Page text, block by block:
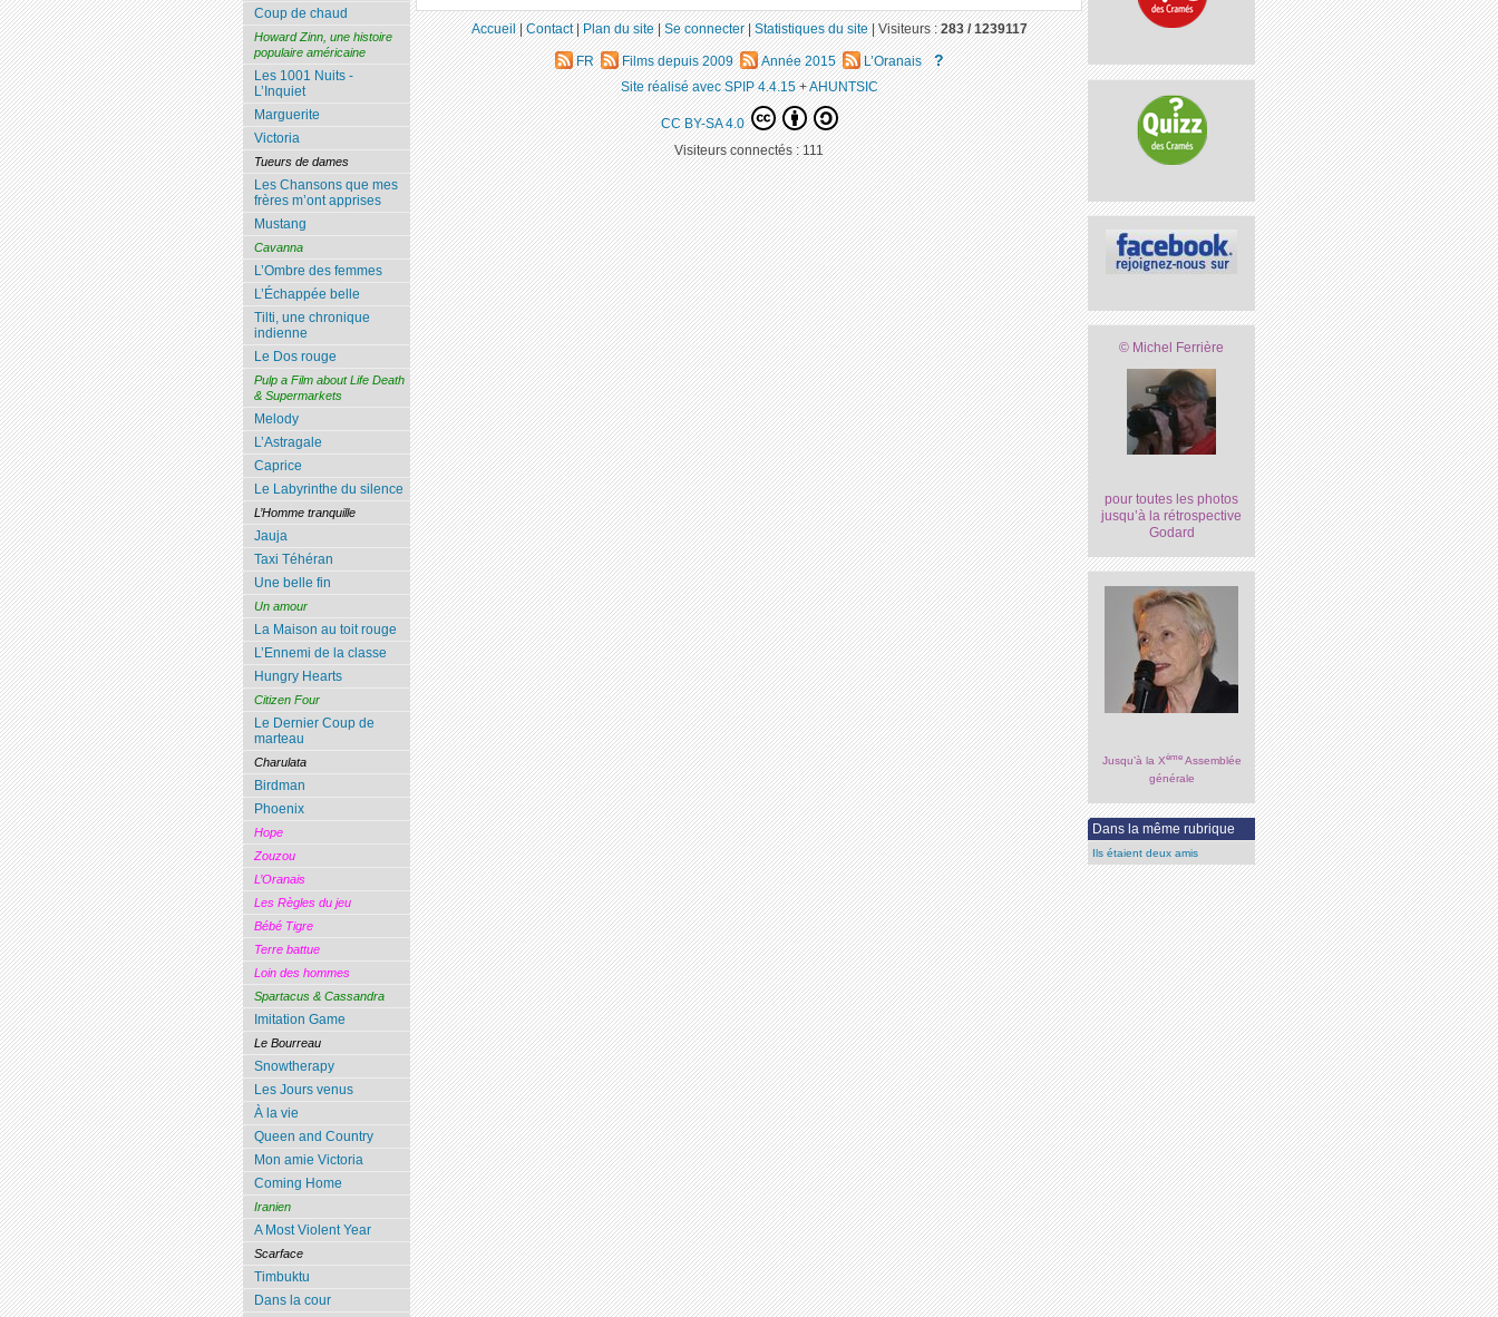
© Michel Ferrière
pour toutes les photos
jusqu’à la rétrospective
Godard
Jusqu’à la XèmeAssemblée
générale
Dans la même rubrique
Ils étaient deux amis
Coup de chaud
Howard Zinn, une histoire
populaire américaine
Les 1001 Nuits -
L’Inquiet
Marguerite
Victoria
Tueurs de dames
Les Chansons que mes
frères m’ont apprises
Mustang
Cavanna
L’Ombre des femmes
L’Échappée belle
Tilti, une chronique
indienne
Le Dos rouge
Pulp a Film about Life Death
& Supermarkets
Melody
L’Astragale
Caprice
Le Labyrinthe du silence
L’Homme tranquille
Jauja
Taxi Téhéran
Une belle fin
Un amour
La Maison au toit rouge
L’Ennemi de la classe
Hungry Hearts
Citizen Four
Le Dernier Coup de
marteau
Charulata
Birdman
Phoenix
Hope
Zouzou
L’Oranais
Les Règles du jeu
Bébé Tigre
Terre battue
Loin des hommes
Spartacus & Cassandra
Imitation Game
Le Bourreau
Snowtherapy
Les Jours venus
À la vie
Queen and Country
Mon amie Victoria
Coming Home
Iranien
A Most Violent Year
Scarface
Timbuktu
Dans la cour
Accueil|Contact|Plan du site|Se connecter|Statistiques du site|Visiteurs :283 / 1239117
FR Films depuis 2009 Année 2015 L’Oranais ?
Site réalisé avec SPIP 4.4.15+AHUNTSIC
CC BY-SA 4.0
Visiteurs connectés :111